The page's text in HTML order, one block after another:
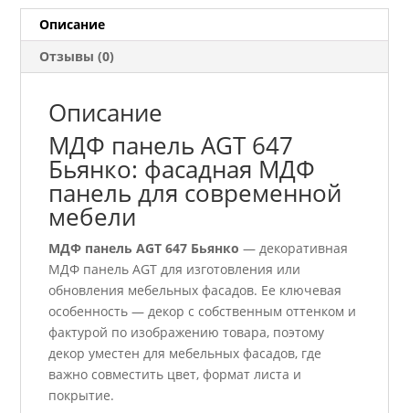
Описание
Отзывы (0)
Описание
МДФ панель AGT 647
Бьянко: фасадная МДФ
панель для современной
мебели
МДФ панель AGT 647 Бьянко — декоративная
МДФ панель AGT для изготовления или
обновления мебельных фасадов. Ее ключевая
особенность — декор с собственным оттенком и
фактурой по изображению товара, поэтому
декор уместен для мебельных фасадов, где
важно совместить цвет, формат листа и
покрытие.